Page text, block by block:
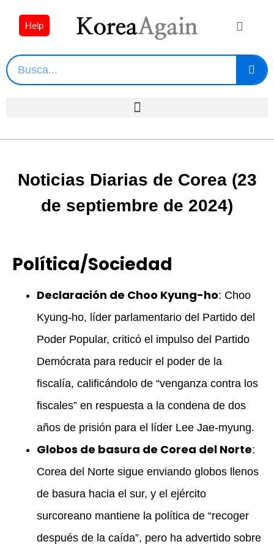
Help
Noticias Diarias de Corea (23
de septiembre de 2024)
Política/Sociedad
Declaración de Choo Kyung-ho: Choo
Kyung-ho, líder parlamentario del Partido del
Poder Popular, criticó el impulso del Partido
Demócrata para reducir el poder de la
fiscalía, calificándolo de “venganza contra los
fiscales” en respuesta a la condena de dos
años de prisión para el líder Lee Jae-myung.
Globos de basura de Corea del Norte:
Corea del Norte sigue enviando globos llenos
de basura hacia el sur, y el ejército
surcoreano mantiene la política de “recoger
después de la caída”, pero ha advertido sobre